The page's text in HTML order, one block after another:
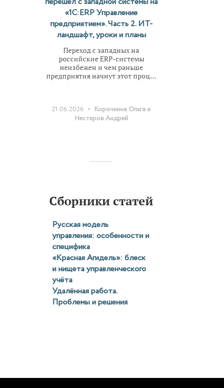
«1С:ERP Управление
предприятием». Часть 2. ИТ-
ландшафт, уроки и планы
Переход с западных на
российские ERP-системы
неизбежен и чем раньше
предприятия начнут этот проц...
21.06.2026 • Корочкина Ольга и
Нестеров Андрей
Сборники статей
Русская модель
управления: особенности и
специфика
«Красная Агидель»: блеск
и нищета управленческого
учёта
Удалённая работа.
Проблемы и решения